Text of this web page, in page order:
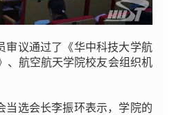
审议通过了《华中科技大学航
、航空航天学院校友会组织机
当选会长李振环表示，学院的